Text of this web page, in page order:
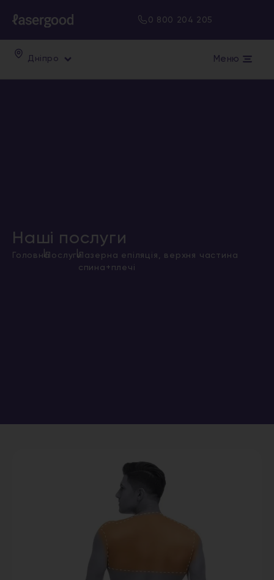
0 800 204 205
Дніпро Меню
Наші послуги
Головна
|Послуги
|Лазерна епіляція, верхня частина
спина+плечі